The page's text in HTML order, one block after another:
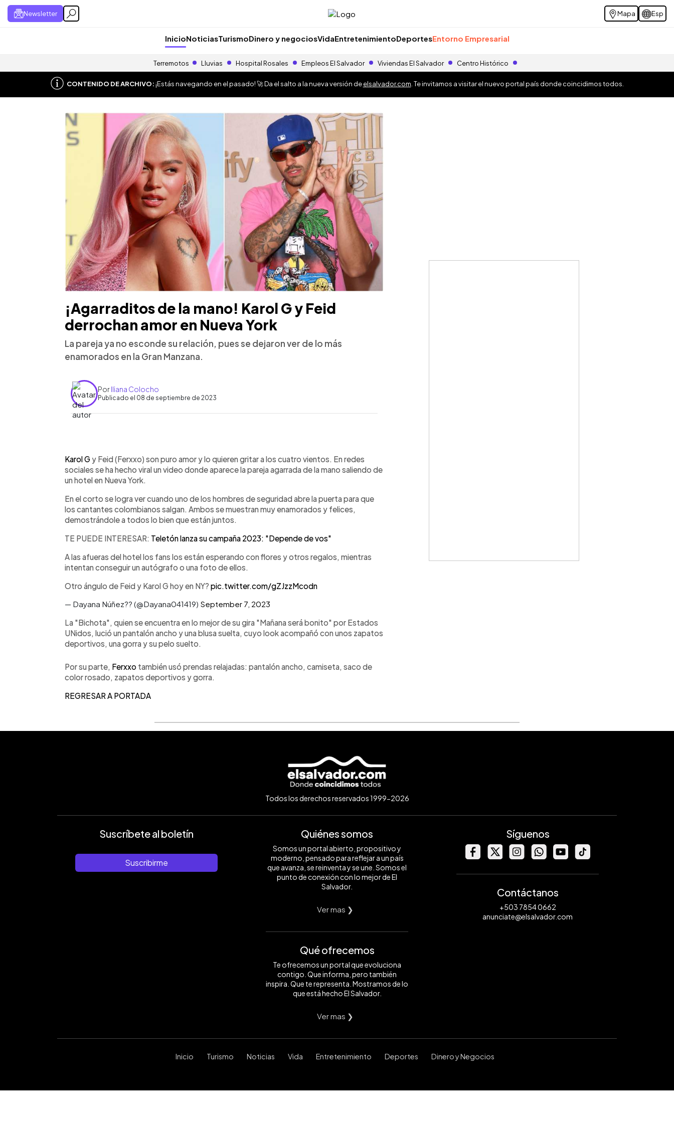
Newsletter Mapa Esp
InicioNoticiasTurismoDinero y negociosVidaEntretenimientoDeportesEntorno Empresarial
Terremotos Lluvias Hospital Rosales Empleos El Salvador Viviendas El Salvador Centro Histórico
CONTENIDO DE ARCHIVO:¡Estás navegando en el pasado! 🚀 Da el salto a la nueva versión deelsalvador.com . Te invitamos a visitar el nuevo portal país donde coincidimos todos.
¡Agarraditos de la mano! Karol G y Feid
derrochan amor en Nueva York
La pareja ya no esconde su relación, pues se dejaron ver de lo más
enamorados en la Gran Manzana.
PorIliana Colocho
Publicado el 08 de septiembre de 2023
► Escuchar artículo
Karol G y Feid (Ferxxo) son puro amor y lo quieren gritar a los cuatro vientos. En redes
sociales se ha hecho viral un video donde aparece la pareja agarrada de la mano saliendo de
un hotel en Nueva York.
En el corto se logra ver cuando uno de los hombres de seguridad abre la puerta para que
los cantantes colombianos salgan. Ambos se muestran muy enamorados y felices,
demostrándole a todos lo bien que están juntos.
TE PUEDE INTERESAR: Teletón lanza su campaña 2023: "Depende de vos"
A las afueras del hotel los fans los están esperando con flores y otros regalos, mientras
intentan conseguir un autógrafo o una foto de ellos.
Otro ángulo de Feid y Karol G hoy en NY? pic.twitter.com/gZJzzMcodn
— Dayana Núñez?? (@Dayana041419) September 7, 2023
La "Bichota", quien se encuentra en lo mejor de su gira "Mañana será bonito" por Estados
UNidos, lució un pantalón ancho y una blusa suelta, cuyo look acompañó con unos zapatos
deportivos, una gorra y su pelo suelto.
Por su parte, Ferxxo también usó prendas relajadas: pantalón ancho, camiseta, saco de
color rosado, zapatos deportivos y gorra.
REGRESAR A PORTADA
Todos los derechos reservados 1999-2026
Suscríbete al boletín
Suscribirme
Quiénes somos
Somos un portal abierto, propositivo y
moderno, pensado para reflejar a un país
que avanza, se reinventa y se une. Somos el
punto de conexión con lo mejor de El
Salvador.
Ver mas ❯
Qué ofrecemos
Te ofrecemos un portal que evoluciona
contigo. Que informa, pero también
inspira. Que te representa. Mostramos de lo
que está hecho El Salvador.
Ver mas ❯
Síguenos
Contáctanos
+503 7854 0662
anunciate@elsalvador.com
Inicio Turismo Noticias Vida Entretenimiento Deportes Dinero y Negocios